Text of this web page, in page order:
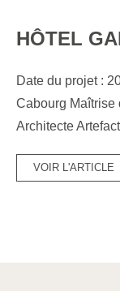
HÔTEL
Date du projet :
Cabourg Maîtrise
Architecte
VOIR L'ARTICLE